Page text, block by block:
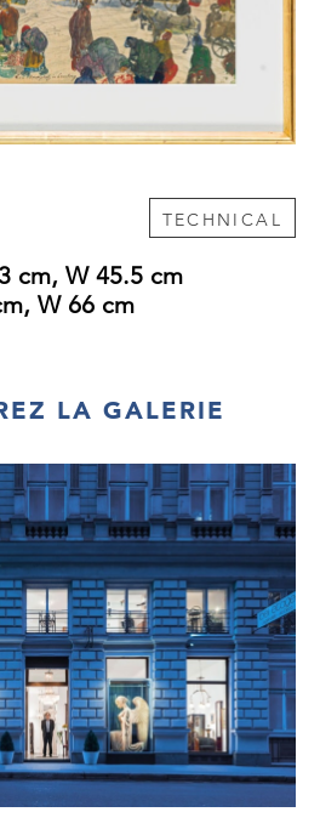
TECHNICAL
cm, W 45.5 cm
W 66 cm
LA GALERIE